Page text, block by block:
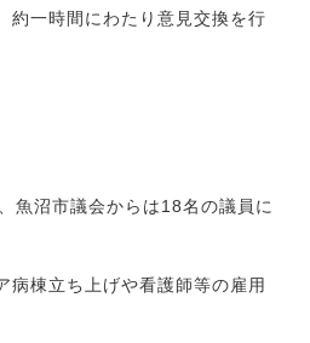
約一時間にわたり意見交換を行
魚沼市議会からは18名の議員に
病棟立ち上げや看護師等の雇用